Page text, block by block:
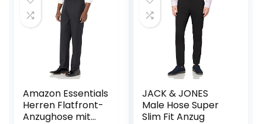
Amazon Essentials
Herren Flatfront-
Anzughose mit
JACK & JONES
Male Hose Super
Slim Fit Anzug